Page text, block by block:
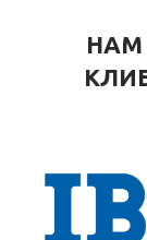
НАМ